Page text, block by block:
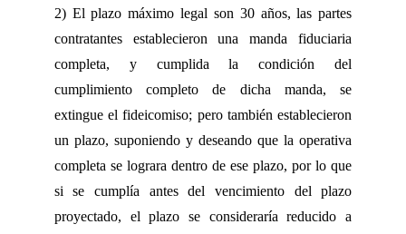
2) El plazo máximo legal son 30 años, las partes
contratantes establecieron una manda fiduciaria
completa, y cumplida la condición del
cumplimiento completo de dicha manda, se
extingue el fideicomiso; pero también establecieron
un plazo, suponiendo y deseando que la operativa
completa se lograra dentro de ese plazo, por lo que
si se cumplía antes del vencimiento del plazo
proyectado, el plazo se consideraría reducido a